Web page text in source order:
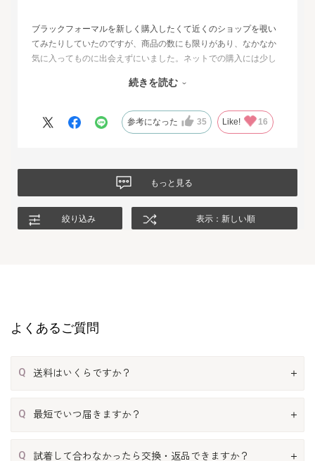
ブラックフォーマルを新しく購入したくて近くのショップを覗い
てみたりしていたのですが、商品の数にも限りがあり、なかなか
気に入ってものに出会えずにいました。ネットでの購入には少し
することが出来ました。最初に注文したものはイメージと違って
は、生地もデザインも大満足、これから長く自信をもって着用し
続きを読む
参考になった 35 Like! 16
もっと見る
絞り込み 表示：新しい順
よくあるご質問
Q 送料はいくらですか？
Q 最短でいつ届きますか？
Q 試着して合わなかったら交換・返品できますか？